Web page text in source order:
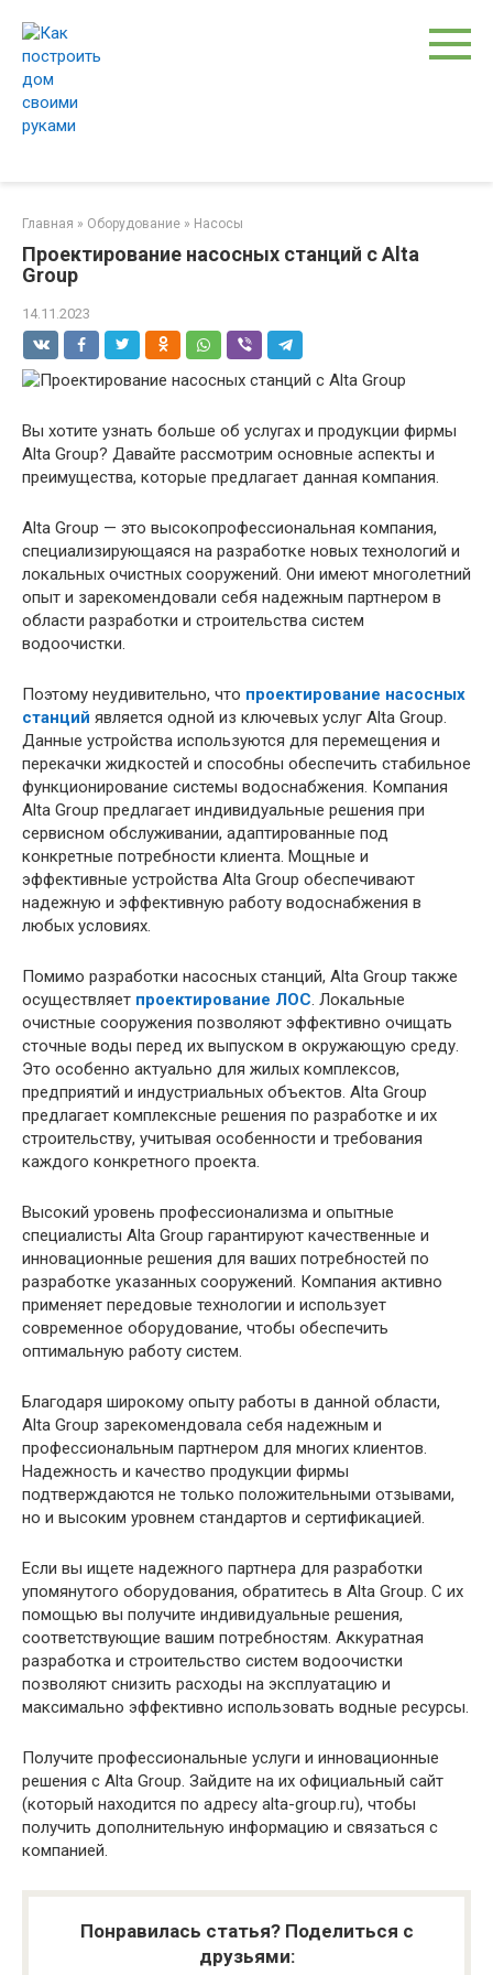
контенту
Главная » Оборудование » Насосы
Проектирование насосных станций с Alta
Group
14.11.2023
Вы хотите узнать больше об услугах и продукции фирмы
Alta Group? Давайте рассмотрим основные аспекты и
преимущества, которые предлагает данная компания.
Alta Group — это высокопрофессиональная компания,
специализирующаяся на разработке новых технологий и
локальных очистных сооружений. Они имеют многолетний
опыт и зарекомендовали себя надежным партнером в
области разработки и строительства систем
водоочистки.
Поэтому неудивительно, что проектирование насосных
станций является одной из ключевых услуг Alta Group.
Данные устройства используются для перемещения и
перекачки жидкостей и способны обеспечить стабильное
функционирование системы водоснабжения. Компания
Alta Group предлагает индивидуальные решения при
сервисном обслуживании, адаптированные под
конкретные потребности клиента. Мощные и
эффективные устройства Alta Group обеспечивают
надежную и эффективную работу водоснабжения в
любых условиях.
Помимо разработки насосных станций, Alta Group также
осуществляет проектирование ЛОС. Локальные
очистные сооружения позволяют эффективно очищать
сточные воды перед их выпуском в окружающую среду.
Это особенно актуально для жилых комплексов,
предприятий и индустриальных объектов. Alta Group
предлагает комплексные решения по разработке и их
строительству, учитывая особенности и требования
каждого конкретного проекта.
Высокий уровень профессионализма и опытные
специалисты Alta Group гарантируют качественные и
инновационные решения для ваших потребностей по
разработке указанных сооружений. Компания активно
применяет передовые технологии и использует
современное оборудование, чтобы обеспечить
оптимальную работу систем.
Благодаря широкому опыту работы в данной области,
Alta Group зарекомендовала себя надежным и
профессиональным партнером для многих клиентов.
Надежность и качество продукции фирмы
подтверждаются не только положительными отзывами,
но и высоким уровнем стандартов и сертификацией.
Если вы ищете надежного партнера для разработки
упомянутого оборудования, обратитесь в Alta Group. С их
помощью вы получите индивидуальные решения,
соответствующие вашим потребностям. Аккуратная
разработка и строительство систем водоочистки
позволяют снизить расходы на эксплуатацию и
максимально эффективно использовать водные ресурсы.
Получите профессиональные услуги и инновационные
решения с Alta Group. Зайдите на их официальный сайт
(который находится по адресу alta-group.ru), чтобы
получить дополнительную информацию и связаться с
компанией.
Понравилась статья? Поделиться с
друзьями: